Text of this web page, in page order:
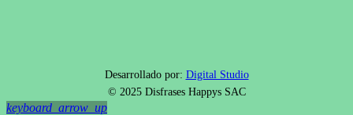
© 2025 Disfrases Happys SAC
Desarrollado por: Digital Studio
keyboard_arrow_up